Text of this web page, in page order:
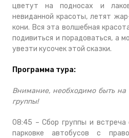
цветут на подносах и
невиданной красоты, летят
кони. Вся эта волшебная
подивиться и порадоваться, а
увезти кусочек этой сказки.
Программа тура:
Внимание, необходимо быть
группы!
08:45 – Сбор группы и
парковке автобусов с